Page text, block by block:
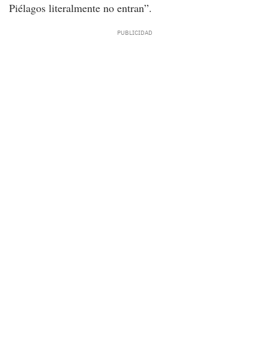
Piélagos literalmente no entran”.